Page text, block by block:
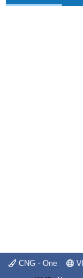
CNG - One